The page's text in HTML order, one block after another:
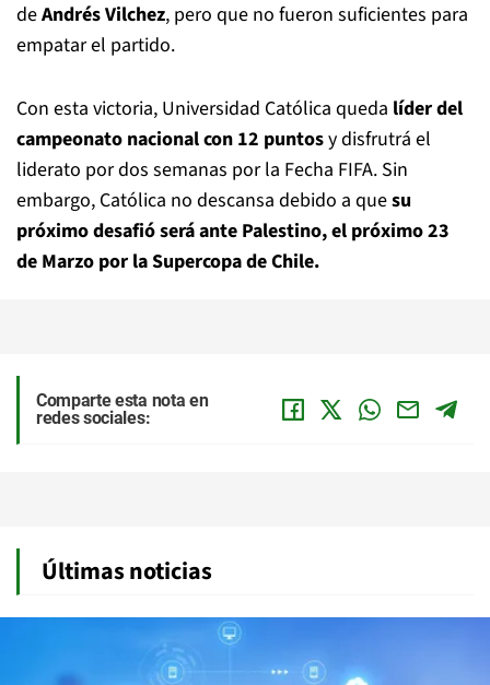
deAndrés Vilchez, pero que no fueron suficientes para
empatar el partido.
Con esta victoria, Universidad Católica queda líder del
campeonato nacional con 12 puntosy disfrutrá el
liderato por dos semanas por la Fecha FIFA. Sin
embargo, Católica no descansa debido a quesu
próximo desafió será ante Palestino, el próximo 23
de Marzo por la Supercopa de Chile.
Comparte esta nota en
redes sociales:
Últimas noticias